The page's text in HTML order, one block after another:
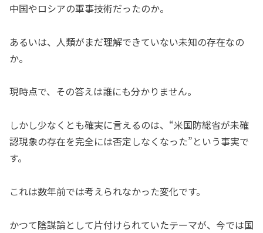
中国やロシアの軍事技術だったのか。
あるいは、人類がまだ理解できていない未知の存在なの
か。
現時点で、その答えは誰にも分かりません。
しかし少なくとも確実に言えるのは、“米国防総省が未確
認現象の存在を完全には否定しなくなった”という事実で
す。
これは数年前では考えられなかった変化です。
かつて陰謀論として片付けられていたテーマが、今では国